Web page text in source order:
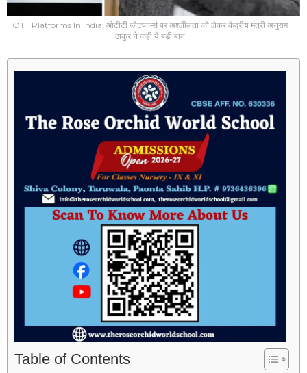
OTT Platforms In India: ओटीटी प्लेटफार्म्स पर अश्लीलता को लेकर केंद्रीय मंत्री अनुराग
ठाकुर ने कही ये बड़ी बात
Table of Contents